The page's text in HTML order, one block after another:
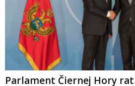
Parlament Čiernej Hory